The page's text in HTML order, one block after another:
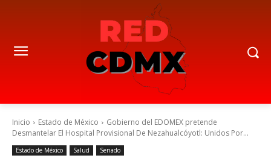
Inicio Estado de México
Gobierno del EDOMEX pretende
Desmantelar El Hospital Provisional De Nezahualcóyotl: Unidos Por...
Estado de México Salud Senado